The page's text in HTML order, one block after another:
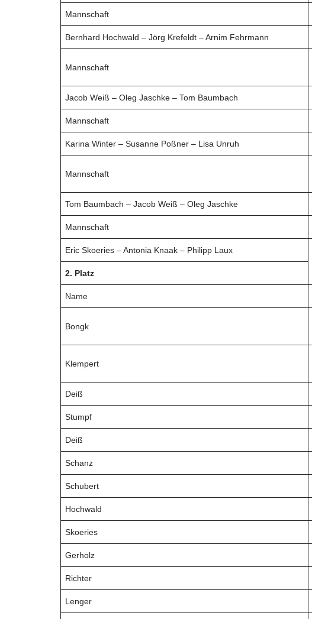
Mannschaft
Bernhard Hochwald – Jörg Krefeldt – Arnim Fehrmann
Mannschaft
Jacob Weiß – Oleg Jaschke – Tom Baumbach
Mannschaft
Karina Winter – Susanne Poßner – Lisa Unruh
Mannschaft
Tom Baumbach – Jacob Weiß – Oleg Jaschke
Mannschaft
Eric Skoeries – Antonia Knaak – Philipp Laux
2. Platz
Name
Bongk
Klempert
Deiß
Stumpf
Deiß
Schanz
Schubert
Hochwald
Skoeries
Gerholz
Richter
Lenger